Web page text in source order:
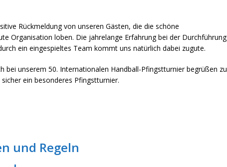
Rückmeldung von unseren Gästen, die die schöne
Organisation loben. Die jahrelange Erfahrung bei der Durchführung
ein eingespieltes Team kommt uns natürlich dabei zugute.
bei unserem 50. Internationalen Handball-Pfingstturnier begrüßen zu
ein besonderes Pfingstturnier.
und Regeln